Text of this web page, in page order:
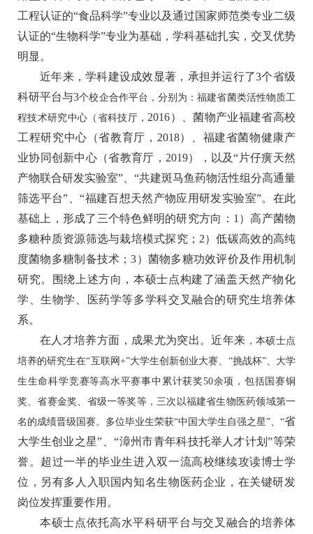
工程认证的“食品科学”专业以及通过国家师范类专业二级
认证的“生物科学”专业为基础，学科基础扎实，交叉优势
明显。
近年来，学科建设成效显著，承担并运行了3个省级
科研平台与3个校企合作平台，分别为：福建省菌类活性物质工
程技术研究中心（省科技厅，2016）、菌物产业福建省高校
工程研究中心（省教育厅，2018）、福建省菌物健康产
业协同创新中心（省教育厅，2019），以及“片仔癀天然
产物联合研发实验室”、“共建斑马鱼药物活性组分高通量
筛选平台”、“福建百想天然产物应用研发实验室”。在此
基础上，形成了三个特色鲜明的研究方向：1）高产菌物
多糖种质资源筛选与栽培模式探究；2）低碳高效的高纯
度菌物多糖制备技术；3）菌物多糖功效评价及作用机制
研究。围绕上述方向，本硕士点构建了涵盖天然产物化
学、生物学、医药学等多学科交叉融合的研究生培养体
系。
在人才培养方面，成果尤为突出。近年来 ，本硕士点
培养的研究生在“互联网+”大学生创新创业大赛、“挑战杯”、大学
生生命科学竞赛等高水平赛事中累计获奖50余项，包括国赛铜
奖、省赛金奖、省级一等奖等，三次以福建省生物医药领域第一
名的成绩晋级国赛。多位毕业生荣获“中国大学生自强之星”、“省
大学生创业之星”、“漳州市青年科技托举人才计划”等荣
誉。超过一半的毕业生进入双一流高校继续攻读博士学
位， 另有多人 入职国内知名生物医药企业，在关键研发
岗位发挥重要作用。
本硕士点依托高水平科研平台与交叉融合的培养体